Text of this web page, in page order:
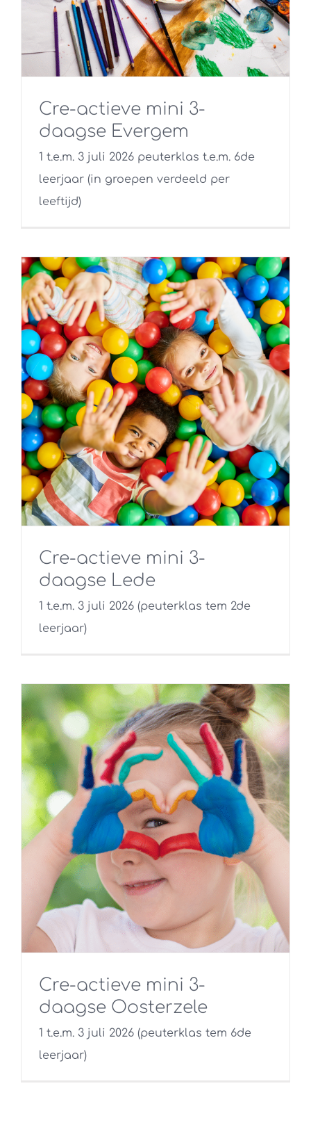
Cre-actieve mini 3-
daagse Evergem
1 t.e.m. 3 juli 2026 peuterklas t.e.m. 6de
leerjaar (in groepen verdeeld per
leeftijd)
Cre-actieve mini 3-
daagse Lede
1 t.e.m. 3 juli 2026 (peuterklas tem 2de
leerjaar)
Cre-actieve mini 3-
daagse Oosterzele
1 t.e.m. 3 juli 2026 (peuterklas tem 6de
leerjaar)